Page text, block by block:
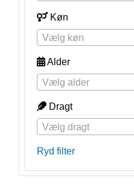
Køn
Vælg køn
Alder
Vælg alder
Dragt
Vælg dragt
Ryd filter